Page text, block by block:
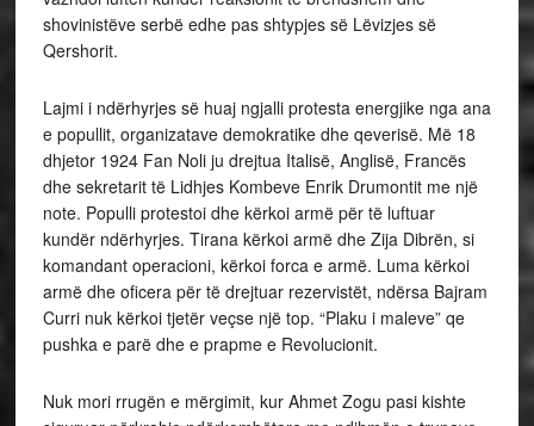
shovinistëve serbë edhe pas shtypjes së Lëvizjes së
Qershorit.
Lajmi i ndërhyrjes së huaj ngjalli protesta energjike nga ana
e popullit, organizatave demokratike dhe qeverisë. Më 18
dhjetor 1924 Fan Noli ju drejtua Italisë, Anglisë, Francës
dhe sekretarit të Lidhjes Kombeve Enrik Drumontit me një
note. Populli protestoi dhe kërkoi armë për të luftuar
kundër ndërhyrjes. Tirana kërkoi armë dhe Zija Dibrën, si
komandant operacioni, kërkoi forca e armë. Luma kërkoi
armë dhe oficera për të drejtuar rezervistët, ndërsa Bajram
Curri nuk kërkoi tjetër veçse një top. “Plaku i maleve” qe
pushka e parë dhe e prapme e Revolucionit.
Nuk mori rrugën e mërgimit, kur Ahmet Zogu pasi kishte